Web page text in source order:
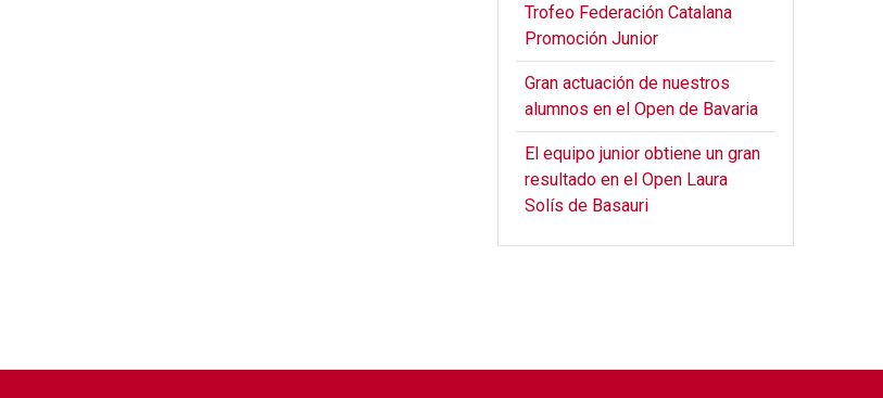
Trofeo Federación Catalana
Promoción Junior
Gran actuación de nuestros
alumnos en el Open de Bavaria
El equipo junior obtiene un gran
resultado en el Open Laura
Solís de Basauri